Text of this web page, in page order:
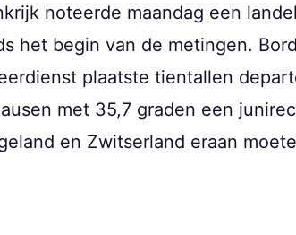
noteerde maandag een
het begin van de metingen.
plaatste tientallen
met 35,7 graden een
en Zwitserland eraan